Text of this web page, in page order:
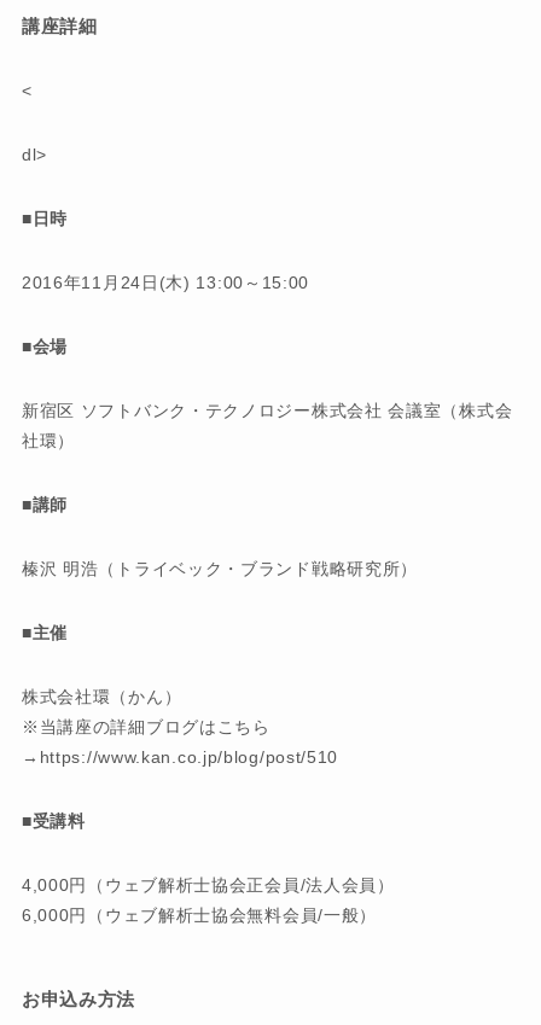
講座詳細
<
dl>
■日時
2016年11月24日(木) 13:00～15:00
■会場
新宿区 ソフトバンク・テクノロジー株式会社 会議室（株式会
社環）
■講師
榛沢 明浩（トライベック・ブランド戦略研究所）
■主催
株式会社環（かん）
※当講座の詳細ブログはこちら
→https://www.kan.co.jp/blog/post/510
■受講料
4,000円（ウェブ解析士協会正会員/法人会員）
6,000円（ウェブ解析士協会無料会員/一般）
お申込み方法